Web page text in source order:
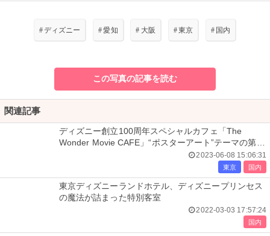
#ディズニー # 愛知 # 大阪 #東京 # 国内
この写真の記事を読む
関連記事
ディズニー創立100周年スペシャルカフェ「The
Wonder Movie CAFE」“ポスターアート”テーマの第2
2023-06-08 15:06:31
東京 国内
東京ディズニーランドホテル、ディズニープリンセス
の魔法が詰まった特別客室
2022-03-03 17:57:24
国内